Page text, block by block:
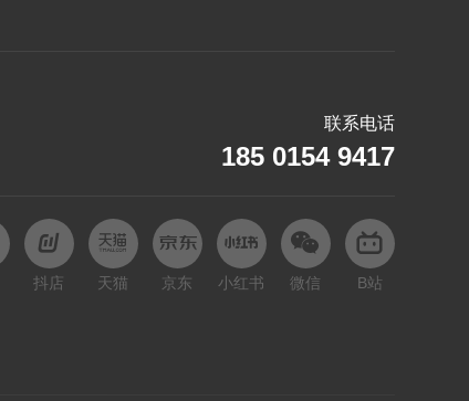
雷克萨斯
领克
路虎
联系电话
185 0154 9417
抖店 天猫 京东 小红书 微信 B站